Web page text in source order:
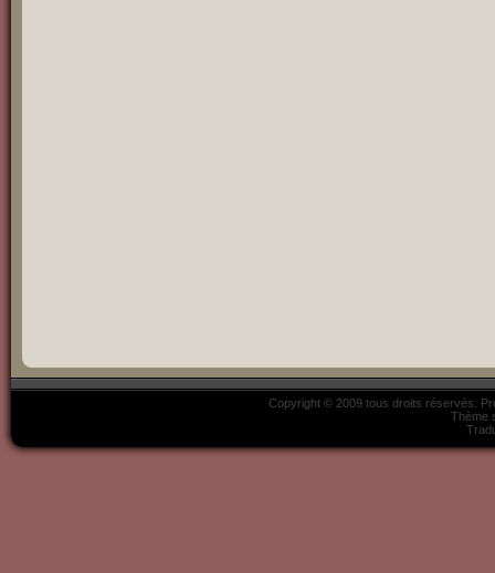
Copyright © 2009 tous droits réservés.
Thème